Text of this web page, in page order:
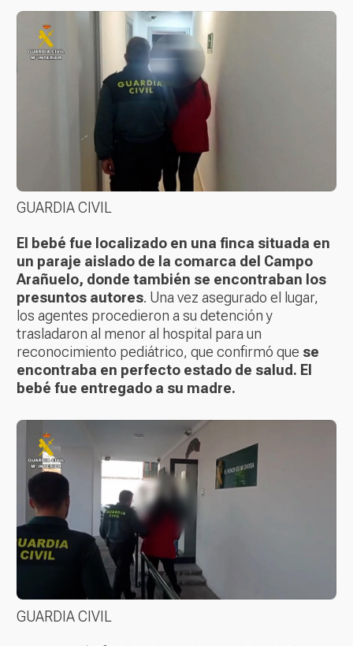
GUARDIA CIVIL
El bebé fue localizado en una finca situada en
un paraje aislado de la comarca del Campo
Arañuelo, donde también se encontraban los
presuntos autores. Una vez asegurado el lugar,
los agentes procedieron a su detención y
trasladaron al menor al hospital para un
reconocimiento pediátrico, que confirmó que se
encontraba en perfecto estado de salud. El
bebé fue entregado a su madre.
GUARDIA CIVIL